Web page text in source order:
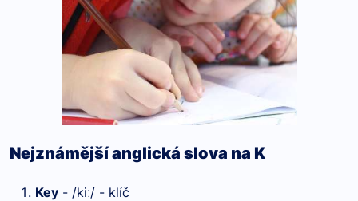
Nejznámější anglická slova na K
Key - /kiː/ - klíč